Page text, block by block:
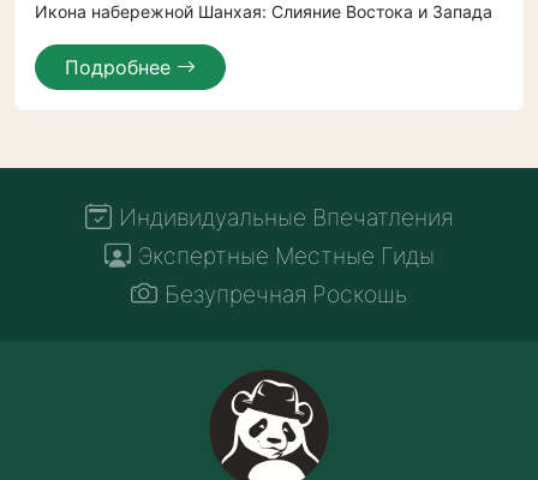
Икона набережной Шанхая: Слияние Востока и Запада
Подробнее
Индивидуальные Впечатления
Экспертные Местные Гиды
Безупречная Роскошь